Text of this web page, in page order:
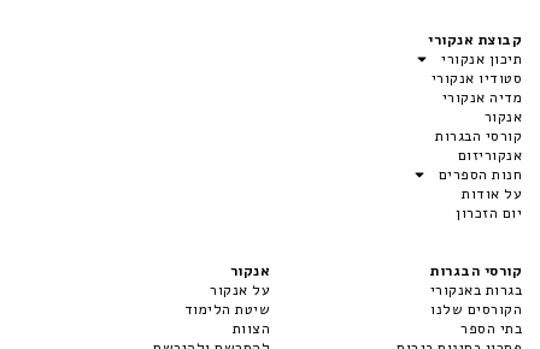
קבוצת אנקורי
תיכון אנקורי
סטודיו אנקורי
מדיה אנקורי
אנקור
קורסי הבגרות
אנקוריזום
חנות הספרים
על אודות
יום הזכרון
קורסי הבגרות
בגרות באנקורי
הקורסים שלנו
בתי הספר
אנקור
על אנקור
שיטת הלימוד
הצוות